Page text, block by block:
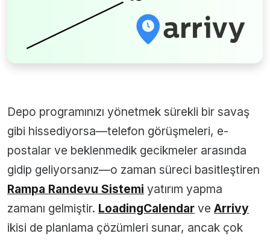
Depo programınızı yönetmek sürekli bir savaş
gibi hissediyorsa—telefon görüşmeleri, e-
postalar ve beklenmedik gecikmeler arasında
gidip geliyorsanız—o zaman süreci basitleştiren
Rampa Randevu Sistemi yatırım yapma
zamanı gelmiştir. LoadingCalendar ve Arrivy
ikisi de planlama çözümleri sunar, ancak çok